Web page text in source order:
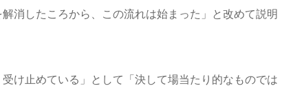
消したころから、この流れは始まった」と改めて説明
け止めている」として「決して場当たり的なものでは